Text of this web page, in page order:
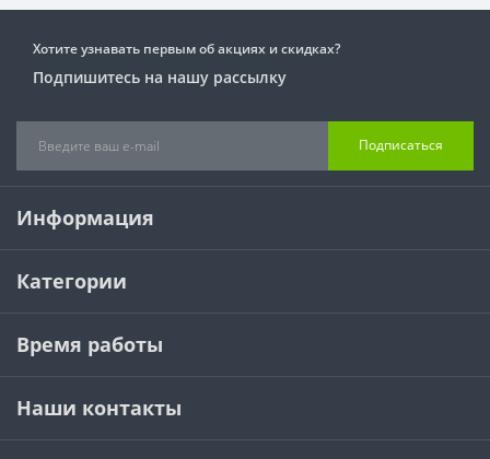
Хотите узнавать первым об акциях и скидках?
Подпишитесь на нашу рассылку
Подписаться
Информация
Категории
Время работы
Наши контакты